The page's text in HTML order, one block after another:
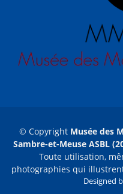
© Copyright Musée des
Sambre-et-Meuse ASBL
Toute utilisation,
photographies qui
Designed